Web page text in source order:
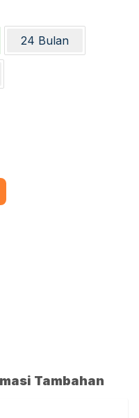
24 Bulan
Tambahan